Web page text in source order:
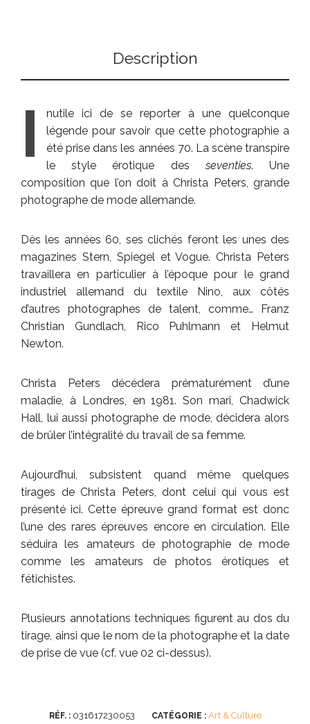
Description
I
nutile ici de se reporter à une quelconque
légende pour savoir que cette photographie a
été prise dans les années 70. La scène transpire
le style érotique desseventies. Une
composition que l’on doit à Christa Peters, grande
photographe de mode allemande.
Dès les années 60, ses clichés feront les unes des
magazines Stern, Spiegel et Vogue. Christa Peters
travaillera en particulier à l’époque pour le grand
industriel allemand du textile Nino, aux côtés
d’autres photographes de talent, comme… Franz
Christian Gundlach, Rico Puhlmann et Helmut
Newton.
Christa Peters décédera prématurément d’une
maladie, à Londres, en 1981. Son mari, Chadwick
Hall, lui aussi photographe de mode, décidera alors
de brûler l’intégralité du travail de sa femme.
Aujourd’hui, subsistent quand même quelques
tirages de Christa Peters, dont celui qui vous est
présenté ici. Cette épreuve grand format est donc
l’une des rares épreuves encore en circulation. Elle
séduira les amateurs de photographie de mode
comme les amateurs de photos érotiques et
fétichistes.
Plusieurs annotations techniques figurent au dos du
tirage, ainsi que le nom de la photographe et la date
de prise de vue (cf. vue 02 ci-dessus).
RÉF. : 031617230053 CATÉGORIE : Art & Culture